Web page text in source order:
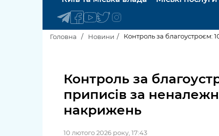
Київська міська рада
Про Київ
послуги
Пільги,
Головна Новини Контроль за благоустроєм:
Контроль за
приписів за
накрижень
10 лютого 2026 року, 17:43